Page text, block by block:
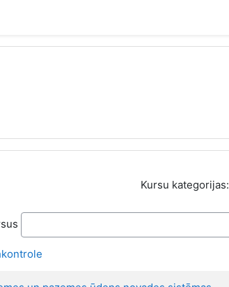
Kursu kategorijas: